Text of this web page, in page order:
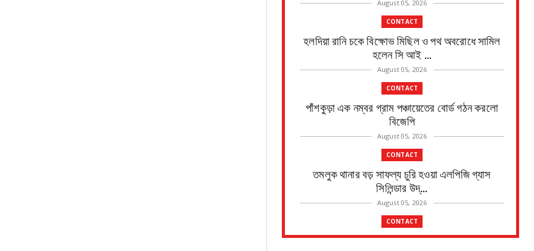
August 05, 2026
CONTACT
হলদিয়া রানি চকে বিক্ষোভ মিছিল ও পথ অবরোধে সামিল
হলেন সি আই ...
August 05, 2026
CONTACT
পাঁশকুড়া এক নম্বর গ্রাম পঞ্চায়েতের বোর্ড গঠন করলো
বিজেপি
August 05, 2026
CONTACT
তমলুক থানার বড় সাফল্য চুরি হওয়া এলপিজি গ্যাস
সিলিন্ডার উদ্...
August 05, 2026
CONTACT
পাইপ লাইনের গ*র্তে পড়ে শিশুর মৃ*ত্যু, ঘটনাস্থলে